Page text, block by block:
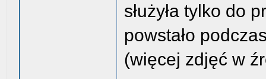
służyła tylko do
powstało
(więcej zdjęć w